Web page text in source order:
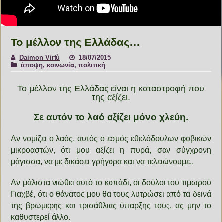
Το μέλλον της Ελλάδας…
Daimon Virtù
18/07/2015
άποψη, κοινωνία,πολιτική
Το μέλλον της Ελλάδας είναι η καταστροφή που
της αξίζει.
Σε αυτόν το λαό αξίζει μόνο χλεύη.
Αν νομίζει ο λαός, αυτός ο εσμός εθελόδουλων φοβικών
μικροαστών, ότι μου αξίζει η πυρά, σαν σύγχρονη
μάγισσα, να με δικάσει γρήγορα και να τελειώνουμε..
Αν μάλιστα νιώθει αυτό το κοπάδι, οι δούλοι του τιμωρού
Γιαχβέ, ότι ο θάνατος μου θα τους λυτρώσει από τα δεινά
της βρωμερής και τρισάθλιας ύπαρξης τους, ας μην το
καθυστερεί άλλο.